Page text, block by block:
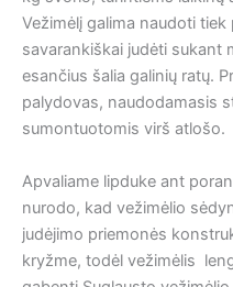
Vežimėlį galima naudoti tiek
savarankiškai judėti sukant
esančius šalia galinių ratų.
palydovas, naudodamasis
sumontuotomis virš atlošo.
Apvaliame lipduke ant
nurodo, kad vežimėlio
judėjimo priemonės
kryžme, todėl vežimėlis